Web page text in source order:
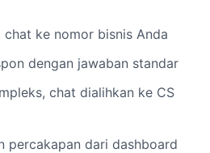
ke nomor bisnis Anda
dengan jawaban standar
chat dialihkan ke CS
percakapan dari dashboard